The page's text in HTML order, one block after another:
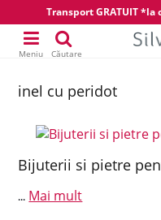
Transport GRATUIT *la
Meniu Căutare
inel cu peridot
Bijuterii si pietre
... Mai mult